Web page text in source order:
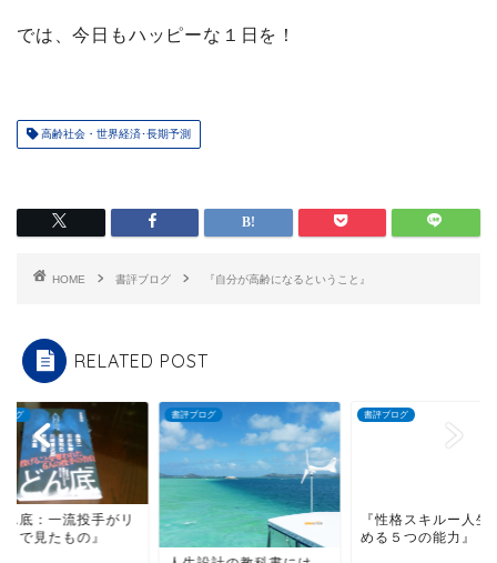
では、今日もハッピーな１日を！
高齢社会・世界経済･長期予測
HOME 書評ブログ 『自分が高齢になるということ』
RELATED POST
ログ
ん底：一流投手がリ
リで見たもの』
書評ブログ 書評ブログ